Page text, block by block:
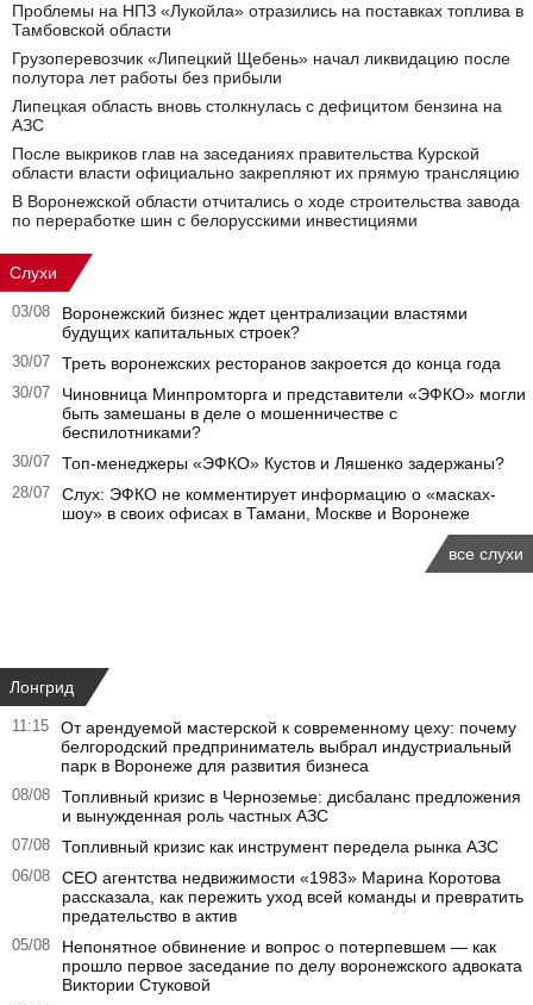
Проблемы на НПЗ «Лукойла» отразились на поставках топлива в
Тамбовской области
Грузоперевозчик «Липецкий Щебень» начал ликвидацию после
полутора лет работы без прибыли
Липецкая область вновь столкнулась с дефицитом бензина на
АЗС
После выкриков глав на заседаниях правительства Курской
области власти официально закрепляют их прямую трансляцию
В Воронежской области отчитались о ходе строительства завода
по переработке шин с белорусскими инвестициями
Слухи
03/08
Воронежский бизнес ждет централизации властями
будущих капитальных строек?
30/07 Треть воронежских ресторанов закроется до конца года
30/07
Чиновница Минпромторга и представители «ЭФКО» могли
быть замешаны в деле о мошенничестве с
беспилотниками?
30/07 Топ-менеджеры «ЭФКО» Кустов и Ляшенко задержаны?
28/07
Слух: ЭФКО не комментирует информацию о «масках-
шоу» в своих офисах в Тамани, Москве и Воронеже
все слухи
Лонгрид
11:15
От арендуемой мастерской к современному цеху: почему
белгородский предприниматель выбрал индустриальный
парк в Воронеже для развития бизнеса
08/08
Топливный кризис в Черноземье: дисбаланс предложения
и вынужденная роль частных АЗС
07/08 Топливный кризис как инструмент передела рынка АЗС
06/08
CEO агентства недвижимости «1983» Марина Коротова
рассказала, как пережить уход всей команды и превратить
предательство в актив
05/08
Непонятное обвинение и вопрос о потерпевшем — как
прошло первое заседание по делу воронежского адвоката
Виктории Стуковой